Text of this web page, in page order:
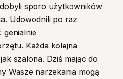
sporo użytkowników
Udowodnili po raz
genialnie
Każda kolejna
szalona. Dziś mając do
Wasze narzekania mogą